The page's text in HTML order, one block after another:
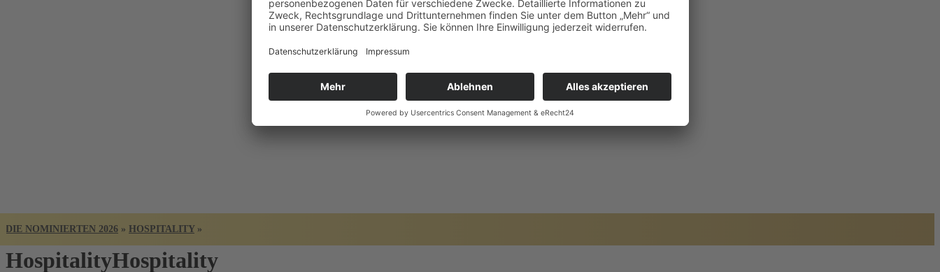
DIE NOMINIERTEN 2026 » HOSPITALITY»
HospitalityHospitality